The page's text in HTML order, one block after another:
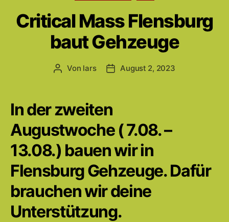
Critical Mass Flensburg
baut Gehzeuge
Beitragsautor
Von lars Beitragsdatum
August 2, 2023
In der zweiten
Augustwoche ( 7.08. –
13.08.) bauen wir in
Flensburg Gehzeuge. Dafür
brauchen wir deine
Unterstützung.